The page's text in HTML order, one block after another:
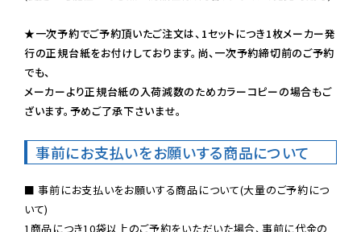
★一次予約でご予約頂いたご注文は、1セットにつき1枚メーカー発
行の正規台紙をお付けしております。尚、一次予約締切前のご予約
でも、
メーカーより正規台紙の入荷減数のためカラーコピーの場合もご
ざいます。予めご了承下さいませ。
事前にお支払いをお願いする商品について
■ 事前にお支払いをお願いする商品について(大量のご予約につ
いて)
1商品につき10袋以上のご予約をいただいた場合、事前に代金の